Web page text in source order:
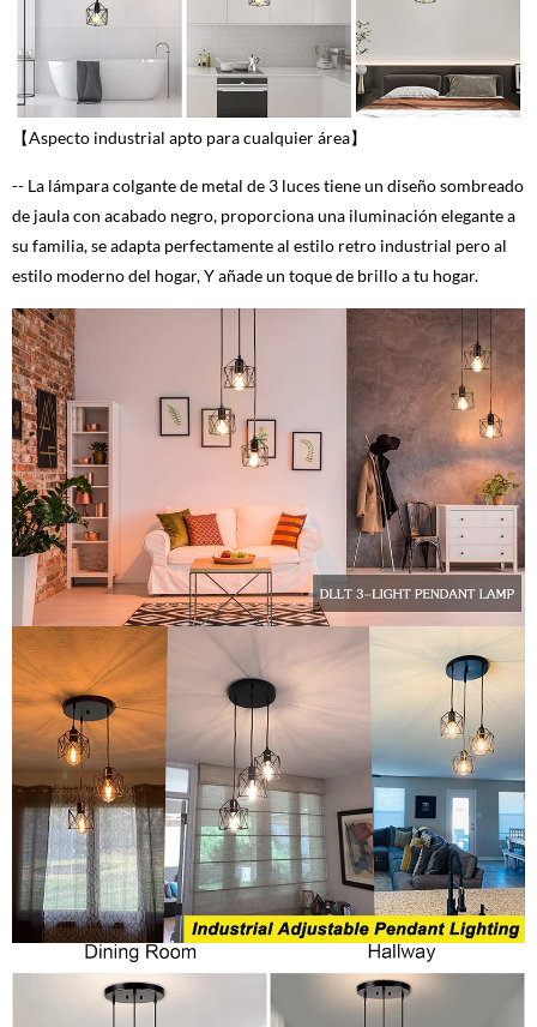
【Aspecto industrial apto para cualquier área】
-- La lámpara colgante de metal de 3 luces tiene un diseño sombreado
de jaula con acabado negro, proporciona una iluminación elegante a
su familia, se adapta perfectamente al estilo retro industrial pero al
estilo moderno del hogar, Y añade un toque de brillo a tu hogar.